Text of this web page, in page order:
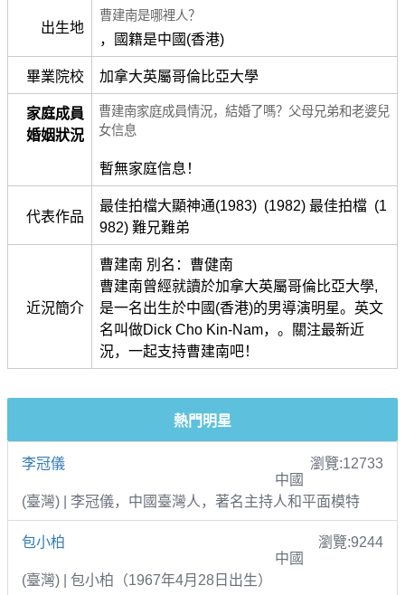
出生地
曹建南是哪裡人？
，國籍是中國(香港)
畢業院校 加拿大英屬哥倫比亞大學
家庭成員
婚姻狀況
曹建南家庭成員情況，結婚了嗎？父母兄弟和老婆兒
女信息
暫無家庭信息！
代表作品
最佳拍檔大顯神通(1983) (1982) 最佳拍檔 (1
982) 難兄難弟
近況簡介
曹建南 別名：曹健南
曹建南曾經就讀於加拿大英屬哥倫比亞大學,
是一名出生於中國(香港)的男導演明星。英文
名叫做Dick Cho Kin-Nam，。關注最新近
況，一起支持曹建南吧！
熱門明星
李冠儀
瀏覽:12733
中國
(臺灣) | 李冠儀，中國臺灣人，著名主持人和平面模特
包小柏
瀏覽:9244
中國
(臺灣) | 包小柏（1967年4月28日出生）